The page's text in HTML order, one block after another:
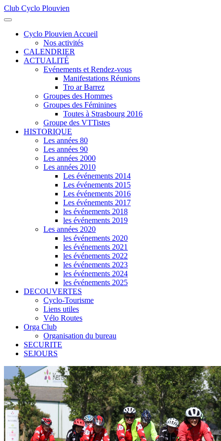
Club Cyclo Plouvien
Cyclo Plouvien Accueil
Nos activités
CALENDRIER
ACTUALITÉ
Evénements et Rendez-vous
Manifestations Réunions
Tro ar Barrez
Groupes des Hommes
Groupes des Féminines
Toutes à Strasbourg 2016
Groupe des VTTistes
HISTORIQUE
Les années 80
Les années 90
Les années 2000
Les années 2010
Les événements 2014
Les événements 2015
Les événements 2016
Les événements 2017
les événements 2018
les événements 2019
Les années 2020
les événements 2020
les événements 2021
les événements 2022
les événements 2023
les événements 2024
les événements 2025
DECOUVERTES
Cyclo-Tourisme
Liens utiles
Vélo Routes
Orga Club
Organisation du bureau
SECURITE
SEJOURS
précédente
précédent
suivante
suivant